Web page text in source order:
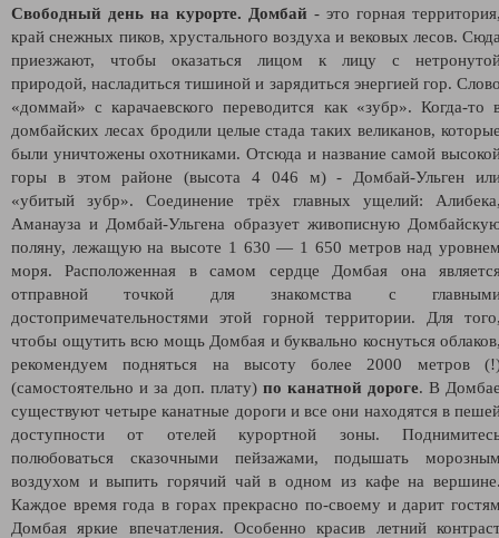
Свободный день на курорте. Домбай - это горная
край снежных пиков, хрустального воздуха и вековых лесов.
приезжают, чтобы оказаться лицом к лицу с
природой, насладиться тишиной и зарядиться энергией гор.
«доммай» с карачаевского переводится как «зубр». Когда-то
домбайских лесах бродили целые стада таких великанов,
были уничтожены охотниками. Отсюда и название самой
горы в этом районе (высота 4 046 м) - Домбай-Ульген
«убитый зубр». Соединение трёх главных ущелий:
Аманауза и Домбай-Ульгена образует живописную
поляну, лежащую на высоте 1 630 — 1 650 метров над
моря. Расположенная в самом сердце Домбая она
отправной точкой для знакомства с
достопримечательностями этой горной территории. Для
чтобы ощутить всю мощь Домбая и буквально коснуться
рекомендуем подняться на высоту более 2000 метров
(самостоятельно и за доп. плату) по канатной дороге. В
существуют четыре канатные дороги и все они находятся в
доступности от отелей курортной зоны.
полюбоваться сказочными пейзажами, подышать
воздухом и выпить горячий чай в одном из кафе на
Каждое время года в горах прекрасно по-своему и дарит
Домбая яркие впечатления. Особенно красив летний